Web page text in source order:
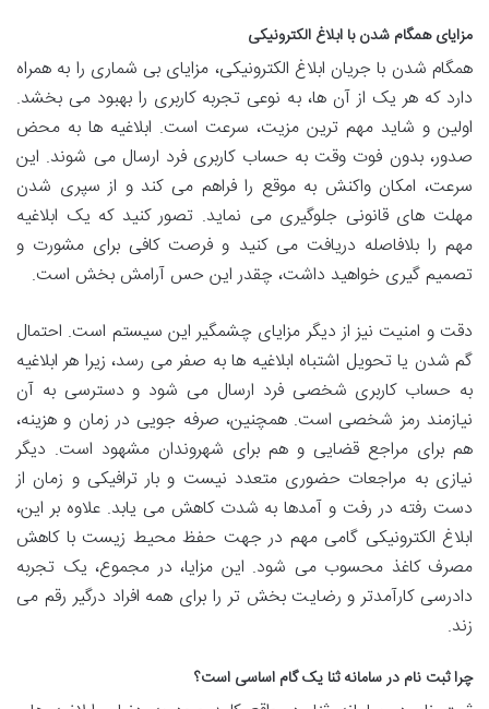
مزایای همگام شدن با ابلاغ الکترونیکی
همگام شدن با جریان ابلاغ الکترونیکی، مزایای بی شماری را به همراه
دارد که هر یک از آن ها، به نوعی تجربه کاربری را بهبود می بخشد.
اولین و شاید مهم ترین مزیت، سرعت است. ابلاغیه ها به محض
صدور، بدون فوت وقت به حساب کاربری فرد ارسال می شوند. این
سرعت، امکان واکنش به موقع را فراهم می کند و از سپری شدن
مهلت های قانونی جلوگیری می نماید. تصور کنید که یک ابلاغیه
مهم را بلافاصله دریافت می کنید و فرصت کافی برای مشورت و
تصمیم گیری خواهید داشت، چقدر این حس آرامش بخش است.
دقت و امنیت نیز از دیگر مزایای چشمگیر این سیستم است. احتمال
گم شدن یا تحویل اشتباه ابلاغیه ها به صفر می رسد، زیرا هر ابلاغیه
به حساب کاربری شخصی فرد ارسال می شود و دسترسی به آن
نیازمند رمز شخصی است. همچنین، صرفه جویی در زمان و هزینه،
هم برای مراجع قضایی و هم برای شهروندان مشهود است. دیگر
نیازی به مراجعات حضوری متعدد نیست و بار ترافیکی و زمان از
دست رفته در رفت و آمدها به شدت کاهش می یابد. علاوه بر این،
ابلاغ الکترونیکی گامی مهم در جهت حفظ محیط زیست با کاهش
مصرف کاغذ محسوب می شود. این مزایا، در مجموع، یک تجربه
دادرسی کارآمدتر و رضایت بخش تر را برای همه افراد درگیر رقم می
زند.
چرا ثبت نام در سامانه ثنا یک گام اساسی است؟